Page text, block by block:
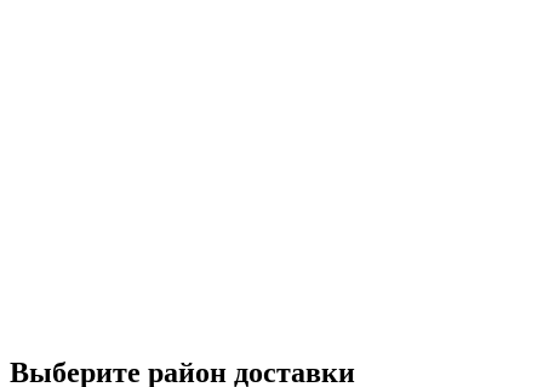
Выберите район доставки